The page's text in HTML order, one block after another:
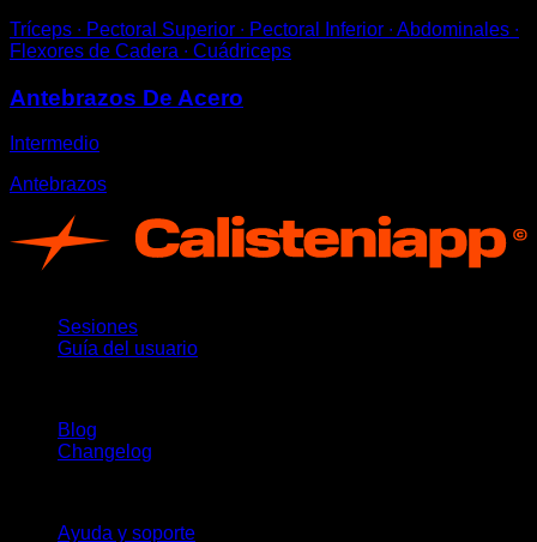
Tríceps ∙ Pectoral Superior ∙ Pectoral Inferior ∙ Abdominales ∙
Flexores de Cadera ∙ Cuádriceps
Antebrazos De Acero
Intermedio
Antebrazos
Sesiones
Guía del usuario
Blog
Changelog
Ayuda y soporte